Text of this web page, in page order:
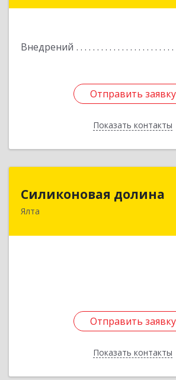
Внедрений
Отправить заявку
Показать контакты
Отправить заявку
Назад
Силиконовая долина
Ялта
Отправить заявку
Показать контакты
298604, Крым Респ, Ялта г,
Отправить заявку
Назад